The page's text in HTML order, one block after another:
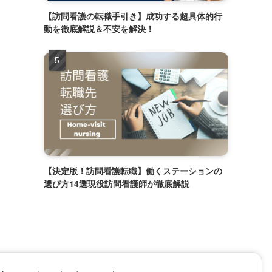
【訪問看護の転職手引き】成功する超具体的行
動を徹底解説＆不安を解決！
【決定版！訪問看護転職】働くステーションの
選び方14選現役訪問看護師が徹底解説